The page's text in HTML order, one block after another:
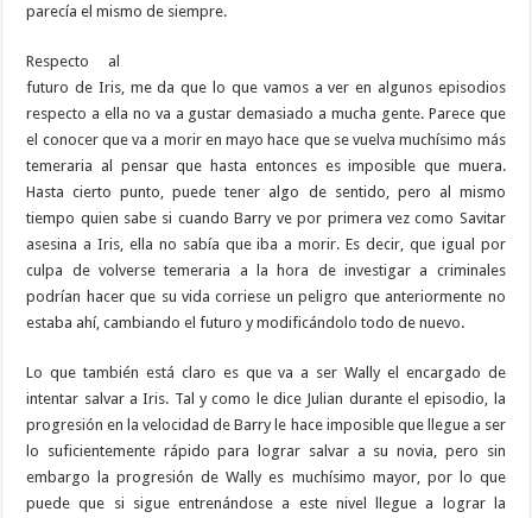
parecía el mismo de siempre.
Respecto al
futuro de Iris, me da que lo que vamos a ver en algunos episodios
respecto a ella no va a gustar demasiado a mucha gente. Parece que
el conocer que va a morir en mayo hace que se vuelva muchísimo más
temeraria al pensar que hasta entonces es imposible que muera.
Hasta cierto punto, puede tener algo de sentido, pero al mismo
tiempo quien sabe si cuando Barry ve por primera vez como Savitar
asesina a Iris, ella no sabía que iba a morir. Es decir, que igual por
culpa de volverse temeraria a la hora de investigar a criminales
podrían hacer que su vida corriese un peligro que anteriormente no
estaba ahí, cambiando el futuro y modificándolo todo de nuevo.
Lo que también está claro es que va a ser Wally el encargado de
intentar salvar a Iris. Tal y como le dice Julian durante el episodio, la
progresión en la velocidad de Barry le hace imposible que llegue a ser
lo suficientemente rápido para lograr salvar a su novia, pero sin
embargo la progresión de Wally es muchísimo mayor, por lo que
puede que si sigue entrenándose a este nivel llegue a lograr la